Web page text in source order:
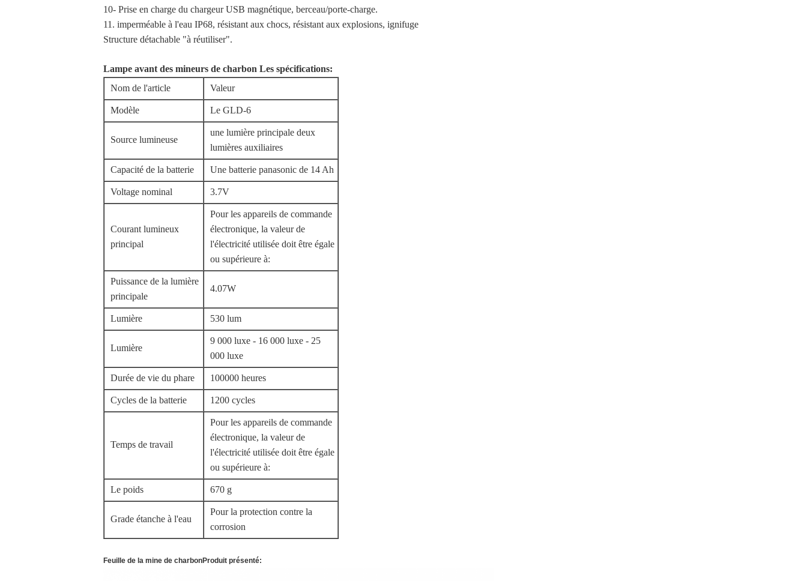
10- Prise en charge du chargeur USB magnétique, berceau/porte-charge.
11. imperméable à l'eau IP68, résistant aux chocs, résistant aux explosions, ignifuge
Structure détachable "à réutiliser".
Lampe avant des mineurs de charbon Les spécifications:
Nom de l'article
Valeur
Modèle Le GLD-6
Source lumineuse
une lumière principale deux
lumières auxiliaires
Capacité de la batterie Une batterie panasonic de 14 Ah
Voltage nominal 3.7V
Courant lumineux
principal
Pour les appareils de commande
électronique, la valeur de
l'électricité utilisée doit être égale
ou supérieure à:
Puissance de la lumière
principale
4.07W
Lumière 530 lum
Lumière
9 000 luxe - 16 000 luxe - 25
000 luxe
Durée de vie du phare 100000 heures
Cycles de la batterie 1200 cycles
Temps de travail
Pour les appareils de commande
électronique, la valeur de
l'électricité utilisée doit être égale
ou supérieure à:
Le poids 670 g
Grade étanche à l'eau
Pour la protection contre la
corrosion
Feuille de la mine de charbonProduit présenté: